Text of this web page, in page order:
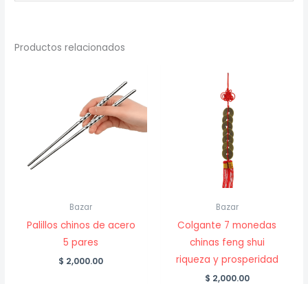
Productos relacionados
Bazar
Palillos chinos de acero
5 pares
$ 2,000.00
Bazar
Colgante 7 monedas
chinas feng shui
riqueza y prosperidad
$ 2,000.00